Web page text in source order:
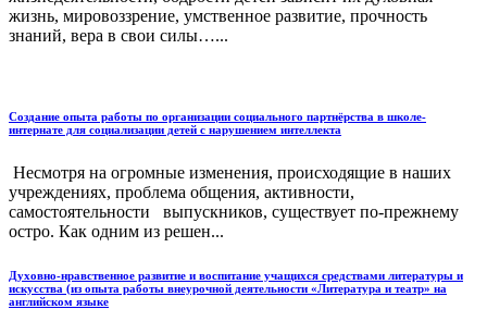
жизнь, мировоззрение, умственное развитие, прочность
знаний, вера в свои силы…...
Создание опыта работы по организации социального партнёрства в школе-
интернате для социализации детей с нарушением интеллекта
Несмотря на огромные изменения, происходящие в наших
учреждениях, проблема общения, активности,
самостоятельности выпускников, существует по-прежнему
остро. Как одним из решен...
Духовно-нравственное развитие и воспитание учащихся средствами литературы и
искусства (из опыта работы внеурочной деятельности «Литература и театр» на
английском языке